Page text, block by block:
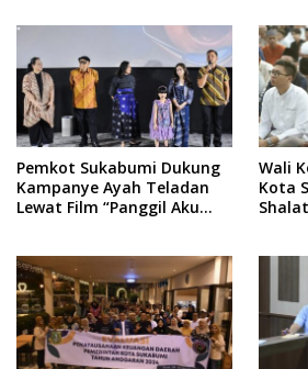
Pemkot Sukabumi Dukung
Kampanye Ayah Teladan
Lewat Film “Panggil Aku
Wali
Kota